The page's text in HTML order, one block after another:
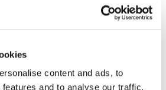
content and ads, to
and to analyse our traffic.
y las personas. Este
de Civd-19, será